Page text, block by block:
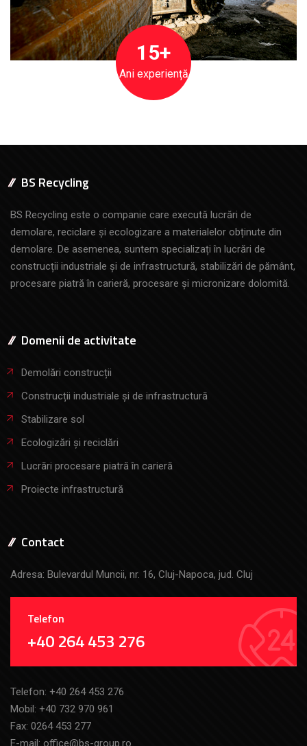
15+
Ani experiență
BS Recycling
BS Recycling este o companie care execută lucrări de
demolare, reciclare și ecologizare a materialelor obținute din
demolare. De asemenea, suntem specializați în lucrări de
construcții industriale și de infrastructură, stabilizări de pământ,
procesare piatră în carieră, procesare și micronizare dolomită.
Domenii de activitate
Demolări construcții
Construcții industriale și de infrastructură
Stabilizare sol
Ecologizări și reciclări
Lucrări procesare piatră în carieră
Proiecte infrastructură
Contact
Adresa: Bulevardul Muncii, nr. 16, Cluj-Napoca, jud. Cluj
Telefon
+40 264 453 276
Telefon: +40 264 453 276
Mobil: +40 732 970 961
Fax: 0264 453 277
E-mail: office@bs-group.ro